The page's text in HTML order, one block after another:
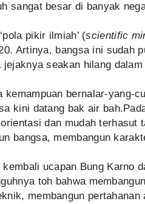
sangat besar di banyak
pikir ilmiah’ (scientific
Artinya, bangsa ini sudah
jejaknya seakan hilang
kemampuan bernalar-
kini datang bak air
dan mudah terhasut
bangsa, membangun
ucapan Bung Karno
toh bahwa
membangun